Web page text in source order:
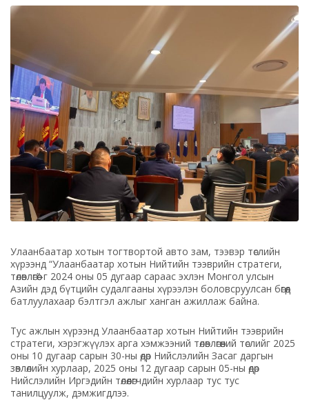
Улаанбаатар хотын тогтвортой авто зам, тээвэр төслийн
хүрээнд “Улаанбаатар хотын Нийтийн тээврийн стратеги,
төлөвлөгөө”-г 2024 оны 05 дугаар сараас эхлэн Монгол улсын
Азийн дэд бүтцийн судалгааны хүрээлэн боловсруулсан бөгөөд
батлуулахаар бэлтгэл ажлыг ханган ажиллаж байна.
Тус ажлын хүрээнд Улаанбаатар хотын Нийтийн тээврийн
стратеги, хэрэгжүүлэх арга хэмжээний төлөвлөгөөний төслийг 2025
оны 10 дугаар сарын 30-ны өдөр Нийслэлийн Засаг даргын
зөвлөлийн хурлаар, 2025 оны 12 дугаар сарын 05-ны өдөр
Нийслэлийн Иргэдийн төлөөлөгчдийн хурлаар тус тус
танилцуулж, дэмжигдлээ.